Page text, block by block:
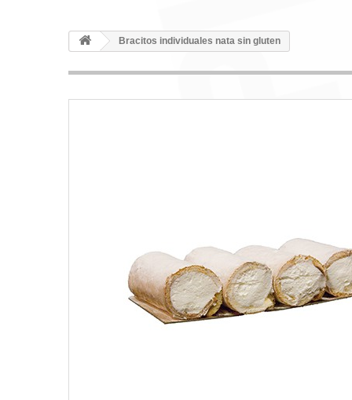
Bracitos individuales nata sin gluten